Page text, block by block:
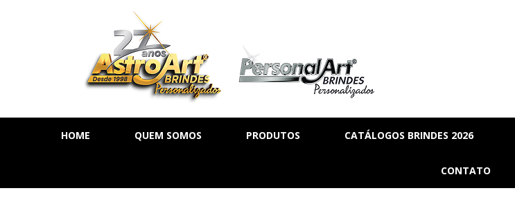
HOME QUEM SOMOS PRODUTOS
AGENDA SEMANAL
CATÁLOGOS BRINDES 2026
BRINDES_02
CONTATO